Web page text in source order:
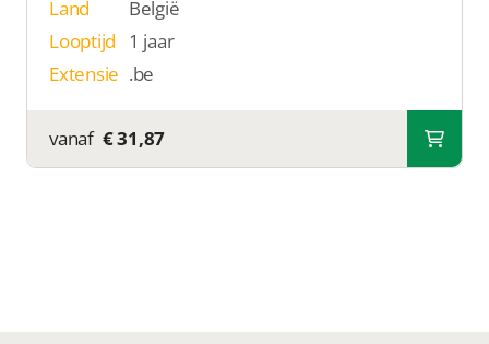
Land
België
Looptijd
1 jaar
Extensie .be
vanaf € 31,87